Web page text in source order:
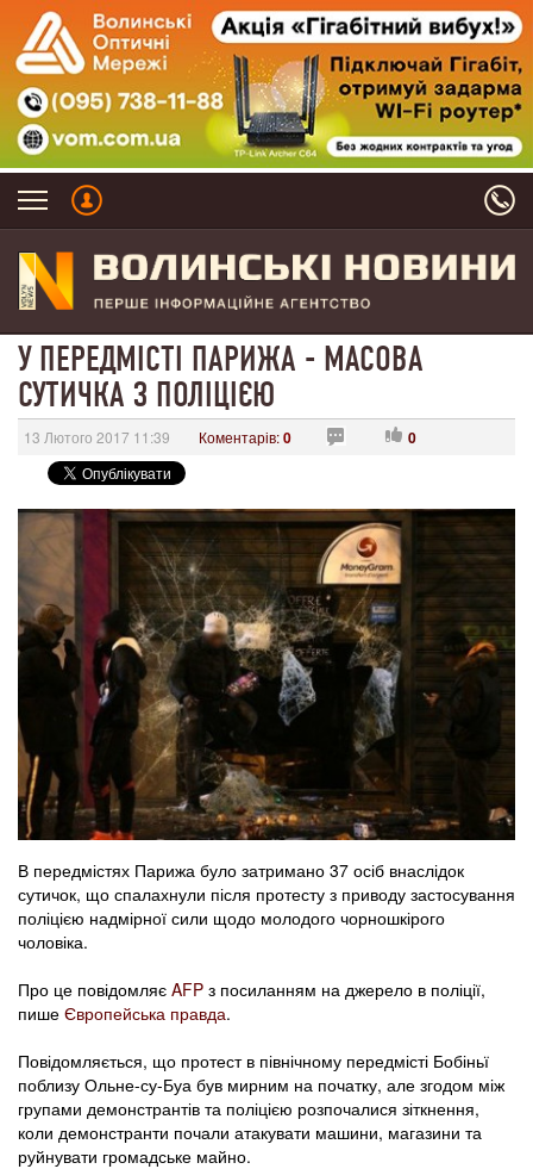
У ПЕРЕДМІСТІ ПАРИЖА - МАСОВА
СУТИЧКА З ПОЛІЦІЄЮ
13 Лютого 2017 11:39 Коментарів:0 0
В передмістях Парижа було затримано 37 осіб внаслідок
сутичок, що спалахнули після протесту з приводу застосування
поліцією надмірної сили щодо молодого чорношкірого
чоловіка.
Про це повідомляє AFP з посиланням на джерело в поліції,
пише Європейська правда.
Повідомляється, що протест в північному передмісті Бобіньї
поблизу Ольне-су-Буа був мирним на початку, але згодом між
групами демонстрантів та поліцією розпочалися зіткнення,
коли демонстранти почали атакувати машини, магазини та
руйнувати громадське майно.